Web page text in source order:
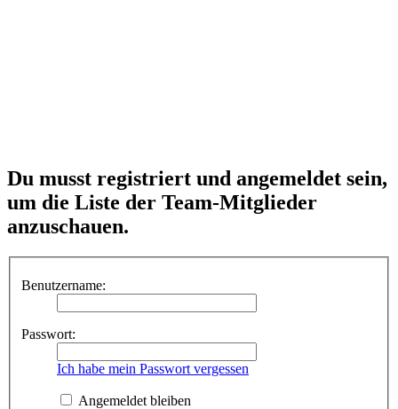
Du musst registriert und angemeldet sein,
um die Liste der Team-Mitglieder
anzuschauen.
Benutzername:
Passwort:
Ich habe mein Passwort vergessen
Angemeldet bleiben